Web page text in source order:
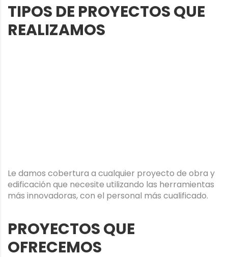
TIPOS DE PROYECTOS QUE
REALIZAMOS
Le damos cobertura a cualquier proyecto de obra y
edificación que necesite utilizando las herramientas
más innovadoras, con el personal más cualificado.
PROYECTOS QUE
OFRECEMOS